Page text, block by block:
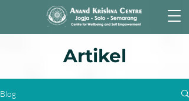
Artikel
Blog